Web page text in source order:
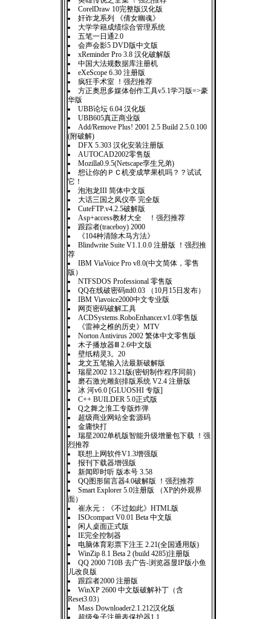
CorelDraw 10完整版汉化版
奸诈龙系列 《倩女幽魂》
大学学籍成绩综合管理系统
五笔一日通2.0
会声会影5 DVD版中文版
xReminder Pro 3.8 汉化破解版
中国大法规数据库注册机
eXeScope 6.30 注册版
疯狂手术室 ！强烈推荐
方正奥思多媒体创作工具v5.1学习版=>豪
华版
UBB论坛 6.04 汉化版
UBB605真正商业版
Add/Remove Plus! 2001 2.5 Build 2.5.0.100
(附破解)
DFX 5.303 汉化安装注册版
AUTOCAD2002零售版
Mozilla0.9.5(Netscape孪生兄弟)
想让你的ＰＣ机变成苹果机吗？？试试
它！
泡泡龙III 简体中文版
大话三国之凤仪亭 完全版
CuteFTP.v4.2.5破解版
Asp+access教材大全 ！强烈推荐
跟踪者(traceboy) 2000
《104种清除木马方法》
Blindwrite Suite V1.1.0.0 注册版 ！强烈推
荐
IBM ViaVoice Pro v8.0(中文简体，零售
版）
NTFSDOS Professional 零售版
QQ在线破密码ttd0.03 （10月15日发布）
IBM Viavoice2000中文专业版
网页密码破解工具
ACDSystems.RoboEnhancer.v1.0零售版
《雷神之椎的历史》MTV
Norton Antivirus 2002 繁体中文零售版
木子播放器Ⅲ 2.6中文版
壁纸精灵3。20
龙文五笔输入法最新破解版
瑞星2002 13.21版(密钥制作程序同前)
磨石激光雕刻排版系统 V2.4 注册版
冰 河v6.0 [GLUOSHI 专版]
C++ BUILDER 5.0正式版
Q之舞之淮工专版炸弹
超级商业网站全套源码
金庸快打
瑞星2002单机版智能升级增量包下载 ！强
烈推荐
联想上网软件V1.3增强版
报刊下载器增强版
新闻即时听 版本号 3.58
QQ图形留言器4.0破解版 ！强烈推荐
Smart Explorer 5.0注册版 （XP的外观界
面）
崔永元：《不过如此》HTML版
ISOcompact V0.01 Beta 中文版
闲人桌面正式版
IE完全控制器
电脑体育彩票下注王 2.21(全国通用版)
WinZip 8.1 Beta 2 (build 4285)注册版
QQ 2000 710B 去广告-浏览器显IP版小鱼
儿改良版
跟踪者2000 注册版
WinXP 2600 中文版破解补丁（含
Reset3.03）
Mass Downloader2.1.212汉化版
超级兔子注册表保护器1.1